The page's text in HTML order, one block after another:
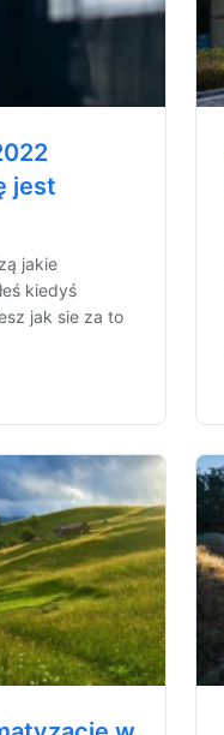
jest
jakie
kiedyś
jak sie za to